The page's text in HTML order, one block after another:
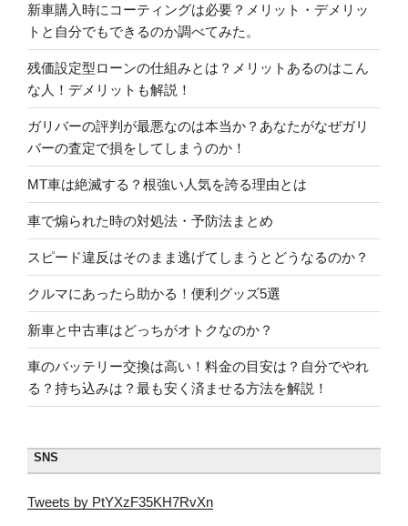
新車購入時にコーティングは必要？メリット・デメリッ
トと自分でもできるのか調べてみた。
残価設定型ローンの仕組みとは？メリットあるのはこん
な人！デメリットも解説！
ガリバーの評判が最悪なのは本当か？あなたがなぜガリ
バーの査定で損をしてしまうのか！
MT車は絶滅する？根強い人気を誇る理由とは
車で煽られた時の対処法・予防法まとめ
スピード違反はそのまま逃げてしまうとどうなるのか？
クルマにあったら助かる！便利グッズ5選
新車と中古車はどっちがオトクなのか？
車のバッテリー交換は高い！料金の目安は？自分でやれ
る？持ち込みは？最も安く済ませる方法を解説！
SNS
Tweets by PtYXzF35KH7RvXn